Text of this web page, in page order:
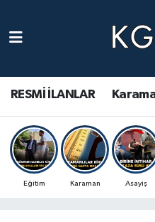
RESMİ İLANLAR
Eğitim Karaman Asayiş
Gündem Haberleri
Güncel Haberler
Spor Haberleri